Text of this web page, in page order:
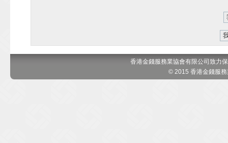
香港金錢服務業協會有限公司致力
© 2015 香港金錢服